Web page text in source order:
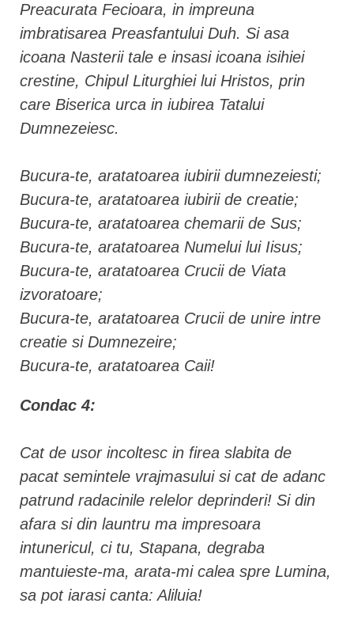
Preacurata Fecioara, in impreuna
imbratisarea Preasfantului Duh. Si asa
icoana Nasterii tale e insasi icoana isihiei
crestine, Chipul Liturghiei lui Hristos, prin
care Biserica urca in iubirea Tatalui
Dumnezeiesc.
Bucura-te, aratatoarea iubirii dumnezeiesti;
Bucura-te, aratatoarea iubirii de creatie;
Bucura-te, aratatoarea chemarii de Sus;
Bucura-te, aratatoarea Numelui lui Iisus;
Bucura-te, aratatoarea Crucii de Viata
izvoratoare;
Bucura-te, aratatoarea Crucii de unire intre
creatie si Dumnezeire;
Bucura-te, aratatoarea Caii!
Condac 4:
Cat de usor incoltesc in firea slabita de
pacat semintele vrajmasului si cat de adanc
patrund radacinile relelor deprinderi! Si din
afara si din launtru ma impresoara
intunericul, ci tu, Stapana, degraba
mantuieste-ma, arata-mi calea spre Lumina,
sa pot iarasi canta: Aliluia!